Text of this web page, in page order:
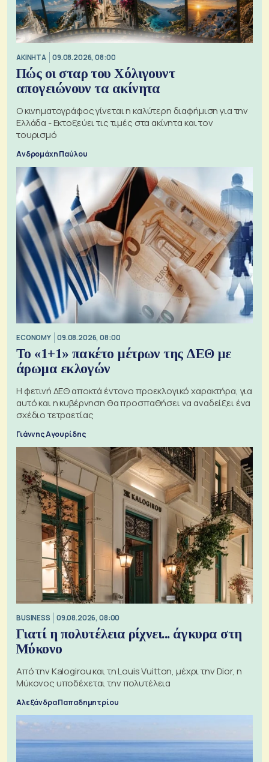
ΑΚΙΝΗΤΑ 09.08.2026, 08:00
Πώς οι σταρ του Χόλιγουντ
απογειώνουν τα ακίνητα
Ο κινηματογράφος γίνεται η καλύτερη διαφήμιση για την
Ελλάδα - Εκτοξεύει τις τιμές στα ακίνητα και τον
τουρισμό
Ανδρομάχη Παύλου
ECONOMY 09.08.2026, 08:00
Το «1+1» πακέτο μέτρων της ΔΕΘ με
άρωμα εκλογών
Η φετινή ΔΕΘ αποκτά έντονο προεκλογικό χαρακτήρα, για
αυτό και η κυβέρνηση θα προσπαθήσει να αναδείξει ένα
σχέδιο τετραετίας
Γιάννης Αγουρίδης
BUSINESS 09.08.2026, 08:00
Γιατί η πολυτέλεια ρίχνει... άγκυρα στη
Μύκονο
Από την Kalogirou και τη Louis Vuitton, μέχρι την Dior, η
Μύκονος υποδέχεται την πολυτέλεια
Αλεξάνδρα Παπαδημητρίου